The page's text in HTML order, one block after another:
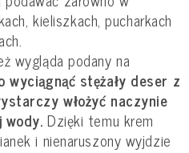
kieliszkach, pucharkach
wygląda podany na
wyciągnąć stężały deser z
włożyć naczynie
wody. Dzięki temu krem
i nienaruszony wyjdzie